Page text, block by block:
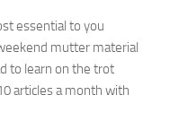
essential to you
mutter material
to learn on the trot
articles a month with